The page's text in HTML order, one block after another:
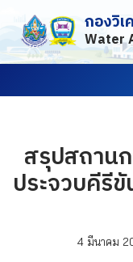
Skip
to
กองวิเ
Water
สรุปสถาน
ประจวบคีรี
4 มีนาคม